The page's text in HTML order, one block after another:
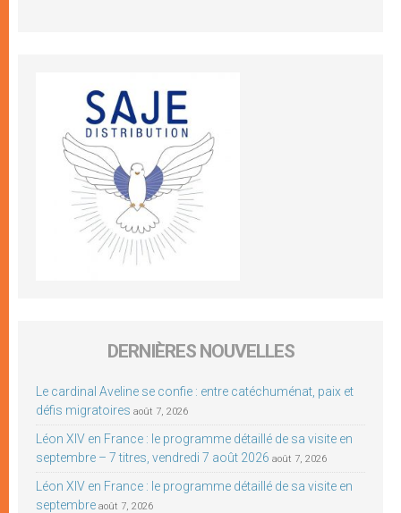
DERNIÈRES NOUVELLES
Le cardinal Aveline se confie : entre catéchuménat, paix et
défis migratoires août 7, 2026
Léon XIV en France : le programme détaillé de sa visite en
septembre – 7 titres, vendredi 7 août 2026 août 7, 2026
Léon XIV en France : le programme détaillé de sa visite en
septembre août 7, 2026